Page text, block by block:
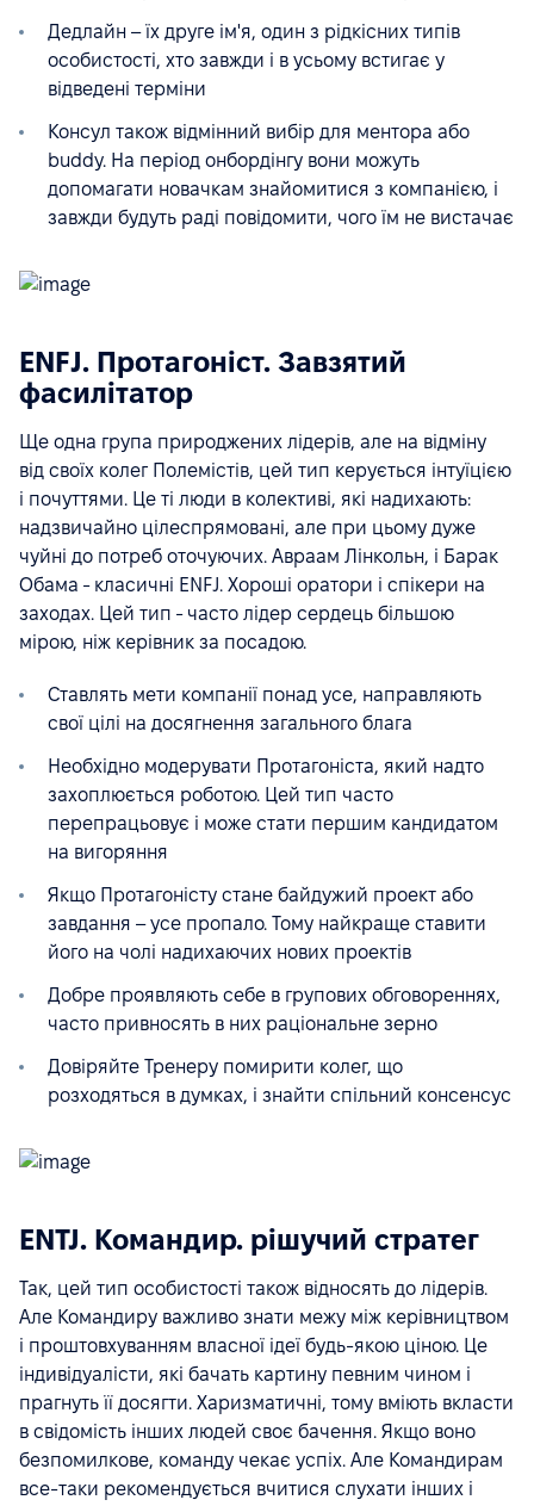
Дедлайн – їх друге ім'я, один з рідкісних типів
особистості, хто завжди і в усьому встигає у
відведені терміни
Консул також відмінний вибір для ментора або
buddy. На період онбордінгу вони можуть
допомагати новачкам знайомитися з компанією, і
завжди будуть раді повідомити, чого їм не вистачає
ENFJ. Протагоніст. Завзятий
фасилітатор
Ще одна група природжених лідерів, але на відміну
від своїх колег Полемістів, цей тип керується інтуїцією
і почуттями. Це ті люди в колективі, які надихають:
надзвичайно цілеспрямовані, але при цьому дуже
чуйні до потреб оточуючих. Авраам Лінкольн, і Барак
Обама - класичні ENFJ. Хороші оратори і спікери на
заходах. Цей тип - часто лідер сердець більшою
мірою, ніж керівник за посадою.
Ставлять мети компанії понад усе, направляють
свої цілі на досягнення загального блага
Необхідно модерувати Протагоніста, який надто
захоплюється роботою. Цей тип часто
перепрацьовує і може стати першим кандидатом
на вигоряння
Якщо Протагоністу стане байдужий проект або
завдання – усе пропало. Тому найкраще ставити
його на чолі надихаючих нових проектів
Добре проявляють себе в групових обговореннях,
часто привносять в них раціональне зерно
Довіряйте Тренеру помирити колег, що
розходяться в думках, і знайти спільний консенсус
ENTJ. Командир. рішучий стратег
Так, цей тип особистості також відносять до лідерів.
Але Командиру важливо знати межу між керівництвом
і проштовхуванням власної ідеї будь-якою ціною. Це
індивідуалісти, які бачать картину певним чином і
прагнуть її досягти. Харизматичні, тому вміють вкласти
в свідомість інших людей своє бачення. Якщо воно
безпомилкове, команду чекає успіх. Але Командирам
все-таки рекомендується вчитися слухати інших і